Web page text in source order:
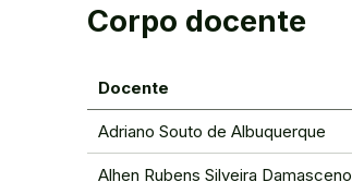
Corpo docente
Docente
Adriano Souto de Albuquerque
Alhen Rubens Silveira Damasceno